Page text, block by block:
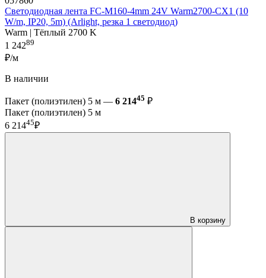
Светодиодная лента FC-M160-4mm 24V Warm2700-CX1 (10
W/m, IP20, 5m) (Arlight, резка 1 светодиод)
Warm | Тёплый 2700 K
1 24289
₽/м
В наличии
Пакет (полиэтилен) 5 м — 6 21445 ₽
Пакет (полиэтилен) 5 м
6 21445₽
В корзину